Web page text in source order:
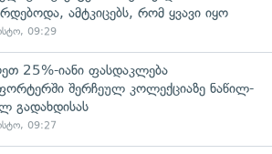
ამტკიცებს, რომ ყვავი იყო
09:29
25%-იანი ფასდაკლება
შერჩეულ კოლექციაზე ნაწილ-
გადახდისას
09:27